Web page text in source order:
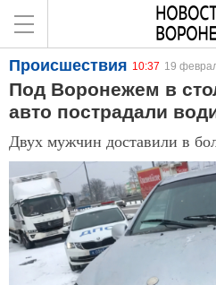
Происшествия 10:37 19
Под Воронежем в
авто пострадали
Двух мужчин доставили в